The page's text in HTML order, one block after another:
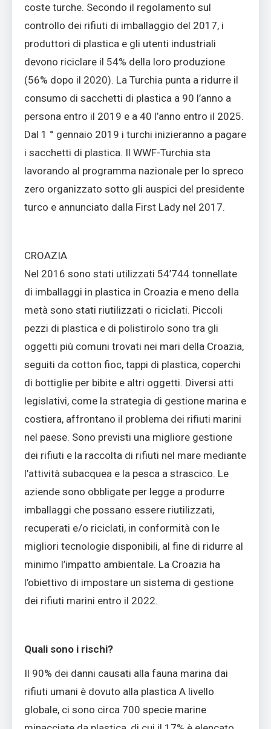
coste turche. Secondo il regolamento sul
controllo dei rifiuti di imballaggio del 2017, i
produttori di plastica e gli utenti industriali
devono riciclare il 54% della loro produzione
(56% dopo il 2020). La Turchia punta a ridurre il
consumo di sacchetti di plastica a 90 l’anno a
persona entro il 2019 e a 40 l’anno entro il 2025.
Dal 1 ° gennaio 2019 i turchi inizieranno a pagare
i sacchetti di plastica. Il WWF-Turchia sta
lavorando al programma nazionale per lo spreco
zero organizzato sotto gli auspici del presidente
turco e annunciato dalla First Lady nel 2017.
CROAZIA
Nel 2016 sono stati utilizzati 54’744 tonnellate
di imballaggi in plastica in Croazia e meno della
metà sono stati riutilizzati o riciclati. Piccoli
pezzi di plastica e di polistirolo sono tra gli
oggetti più comuni trovati nei mari della Croazia,
seguiti da cotton fioc, tappi di plastica, coperchi
di bottiglie per bibite e altri oggetti. Diversi atti
legislativi, come la strategia di gestione marina e
costiera, affrontano il problema dei rifiuti marini
nel paese. Sono previsti una migliore gestione
dei rifiuti e la raccolta di rifiuti nel mare mediante
l’attività subacquea e la pesca a strascico. Le
aziende sono obbligate per legge a produrre
imballaggi che possano essere riutilizzati,
recuperati e/o riciclati, in conformità con le
migliori tecnologie disponibili, al fine di ridurre al
minimo l’impatto ambientale. La Croazia ha
l’obiettivo di impostare un sistema di gestione
dei rifiuti marini entro il 2022.
Quali sono i rischi?
Il 90% dei danni causati alla fauna marina dai
rifiuti umani è dovuto alla plastica A livello
globale, ci sono circa 700 specie marine